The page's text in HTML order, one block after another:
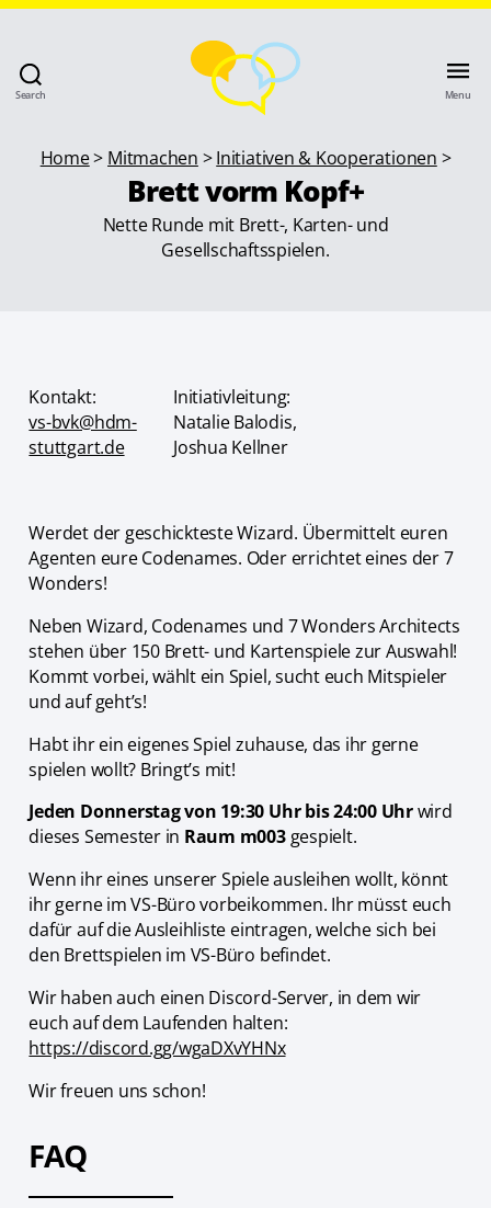
Search Menu
Home> Mitmachen >Initiativen & Kooperationen >
Brett vorm Kopf+
Nette Runde mit Brett-, Karten- und
Gesellschaftsspielen.
Kontakt:
vs-bvk@hdm-
stuttgart.de
Initiativleitung:
Natalie Balodis,
Joshua Kellner
Werdet der geschickteste Wizard. Übermittelt euren
Agenten eure Codenames. Oder errichtet eines der 7
Wonders!
Neben Wizard, Codenames und 7 Wonders Architects
stehen über 150 Brett- und Kartenspiele zur Auswahl!
Kommt vorbei, wählt ein Spiel, sucht euch Mitspieler
und auf geht’s!
Habt ihr ein eigenes Spiel zuhause, das ihr gerne
spielen wollt? Bringt’s mit!
Jeden Donnerstag von 19:30 Uhr bis 24:00 Uhrwird
dieses Semester in Raum m003gespielt.
Wenn ihr eines unserer Spiele ausleihen wollt, könnt
ihr gerne im VS-Büro vorbeikommen. Ihr müsst euch
dafür auf die Ausleihliste eintragen, welche sich bei
den Brettspielen im VS-Büro befindet.
Wir haben auch einen Discord-Server, in dem wir
euch auf dem Laufenden halten:
https://discord.gg/wgaDXvYHNx
Wir freuen uns schon!
FAQ